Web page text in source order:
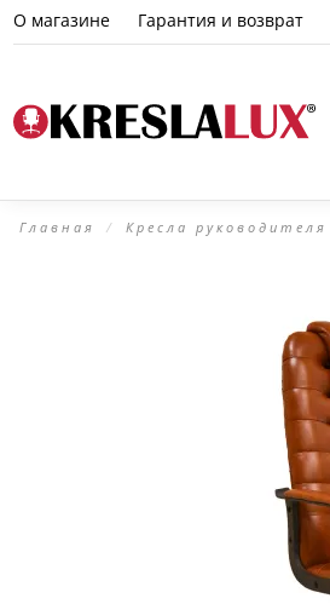
О магазине Гарантия и возврат
Главная Кресла руководителя